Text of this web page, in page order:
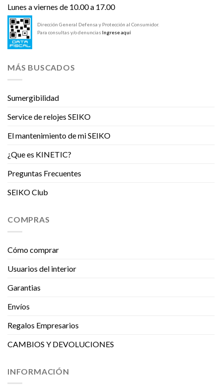
Lunes a viernes de 10.00 a 17.00
Dirección General Defensa y Protección al Consumidor.
Para consultas y/o denuncias Ingrese aquí
MÁS BUSCADOS
Sumergibilidad
Service de relojes SEIKO
El mantenimiento de mi SEIKO
¿Que es KINETIC?
Preguntas Frecuentes
SEIKO Club
COMPRAS
Cómo comprar
Usuarios del interior
Garantias
Envíos
Regalos Empresarios
CAMBIOS Y DEVOLUCIONES
INFORMACIÓN